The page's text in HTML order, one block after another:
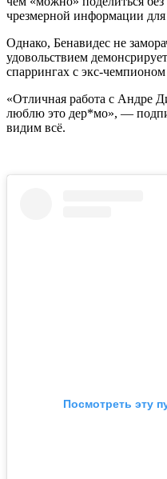
чрезмерной информации для
Однако, Бенавидес не
удовольствием
спаррингах с экс-
«Отличная работа с Андре
люблю это дер*мо», —
видим всё.
Посмотреть эту